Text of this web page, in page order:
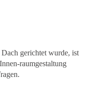
gerichtet wurde, ist
raumgestaltung